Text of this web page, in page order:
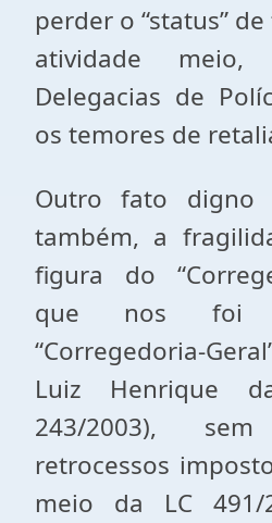
perder o “status”
atividade meio,
Delegacias de
os temores de
Outro fato digno
também, a
figura do
que nos foi
“Corregedoria-
Luiz Henrique
243/2003),
retrocessos
meio da LC 491/